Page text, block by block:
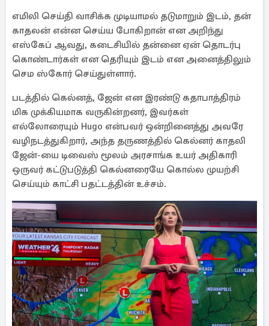
எமிலி செய்தி வாசிக்க முடியாமல் தடுமாறும் இடம், தன்
காதலன் என்ன செய்ய போகிறான் என அறிந்து
எஸ்கேப் ஆவது, கடைசியில் தன்னை ஏன் தொடர்பு
கொண்டார்கள் என தெரியும் இடம் என அனைத்திலும்
செம ஸ்கோர் செய்துள்ளார்.
படத்தில் கெல்னத், ஜேன் என இரண்டு கதாபாத்திரம்
மிக முக்கியமாக வருகின்றனர், இவர்கள்
எல்லோரையும் Hugo என்பவர் ஒன்றினைத்து அவரே
வழிநடத்துகிறார், அந்த தருணத்தில் கெல்னர் காதலி
ஜேன்-யை டிவைஸ் மூலம் அரசாங்க உயர் அதிகாரி
ஒருவர் கட்டுபடுத்தி கெல்னரையே கொல்ல முயற்சி
செய்யும் காட்சி பதட்டத்தின் உச்சம்.